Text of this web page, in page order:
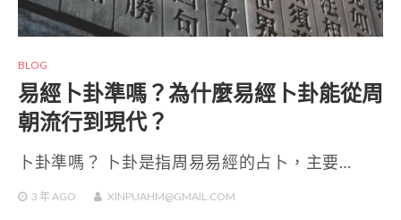
BLOG
易經卜卦準嗎？為什麼易經卜卦能從周
朝流行到現代？
卜卦準嗎？ 卜卦是指周易易經的占卜，主要…
3 年AGO XINPUAHM@GMAIL.COM